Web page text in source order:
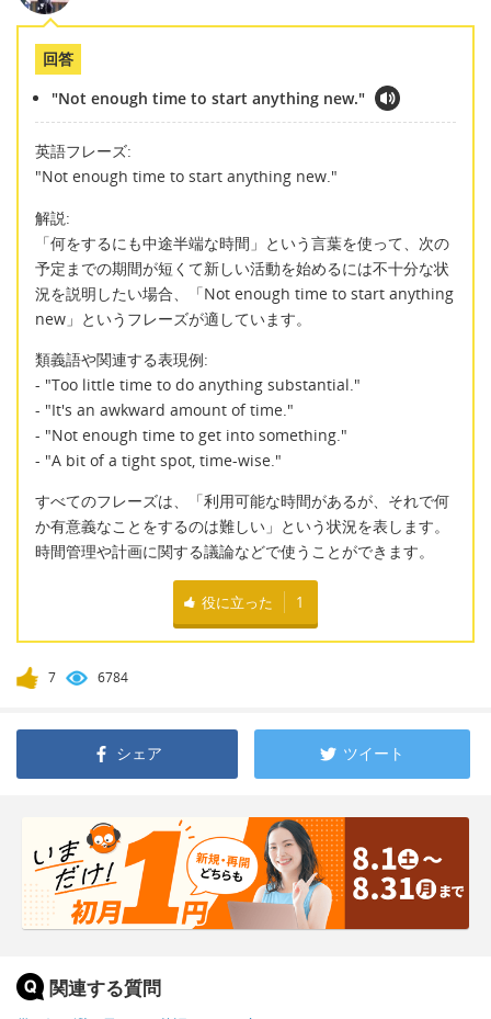
回答
"Not enough time to start anything new."
英語フレーズ:
"Not enough time to start anything new."
解説:
「何をするにも中途半端な時間」という言葉を使って、次の
予定までの期間が短くて新しい活動を始めるには不十分な状
況を説明したい場合、「Not enough time to start anything
new」というフレーズが適しています。
類義語や関連する表現例:
- "Too little time to do anything substantial."
- "It's an awkward amount of time."
- "Not enough time to get into something."
- "A bit of a tight spot, time-wise."
すべてのフレーズは、「利用可能な時間があるが、それで何
か有意義なことをするのは難しい」という状況を表します。
時間管理や計画に関する議論などで使うことができます。
役に立った 1
7 6784
シェア ツイート
関連する質問